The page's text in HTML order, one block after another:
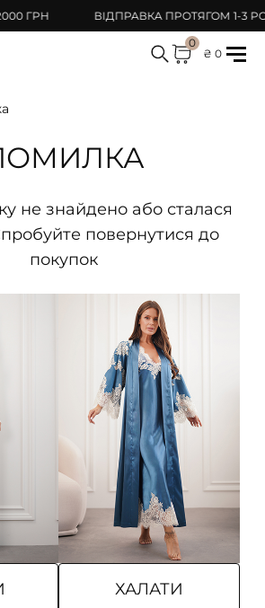
ГРН ВІДПРАВКА ПРОТЯГОМ 1-3
0
₴ 0
не знайдено або сталася
повернутися до
покупок
ХАЛАТИ